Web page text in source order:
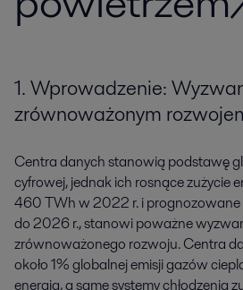
1. Wprowadzenie:
zrównoważonym
Centra danych stanowią podstawę
cyfrowej, jednak ich rosnące zużycie
460 TWh w 2022 r. i
do 2026 r., stanowi poważne
zrównoważonego rozwoju. Centra
około 1% globalnej emisji gazów
energią, a same systemy chłodzenia